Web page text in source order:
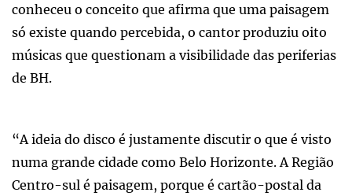
conheceu o conceito que afirma que uma paisagem
só existe quando percebida, o cantor produziu oito
músicas que questionam a visibilidade das periferias
de BH.
“A ideia do disco é justamente discutir o que é visto
numa grande cidade como Belo Horizonte. A Região
Centro-sul é paisagem, porque é cartão-postal da